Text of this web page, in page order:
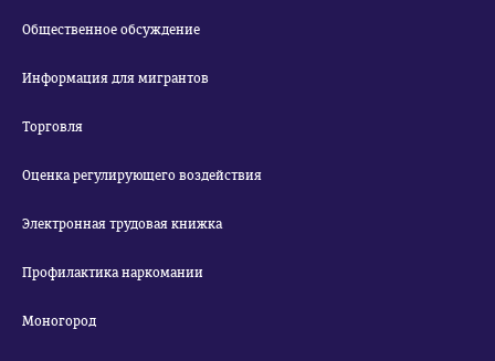
Общественное обсуждение
Информация для мигрантов
Торговля
Оценка регулирующего воздействия
Электронная трудовая книжка
Профилактика наркомании
Моногород